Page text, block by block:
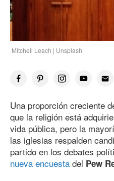
Mitchell Leach | Unsplash
Una proporción creciente
que la religión está
vida pública, pero la
las iglesias respalden
partido en los debates
nueva encuesta del Pew